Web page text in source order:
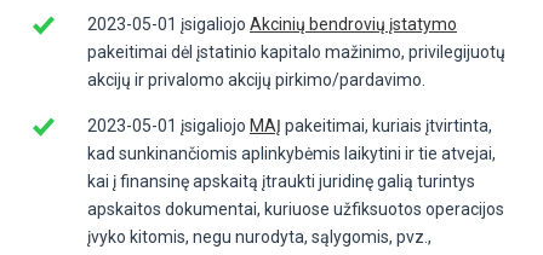
2023-05-01 įsigaliojo Akcinių bendrovių įstatymo
pakeitimai dėl įstatinio kapitalo mažinimo, privilegijuotų
akcijų ir privalomo akcijų pirkimo/pardavimo.
2023-05-01 įsigaliojo MAĮ pakeitimai, kuriais įtvirtinta,
kad sunkinančiomis aplinkybėmis laikytini ir tie atvejai,
kai į finansinę apskaitą įtraukti juridinę galią turintys
apskaitos dokumentai, kuriuose užfiksuotos operacijos
įvyko kitomis, negu nurodyta, sąlygomis, pvz.,